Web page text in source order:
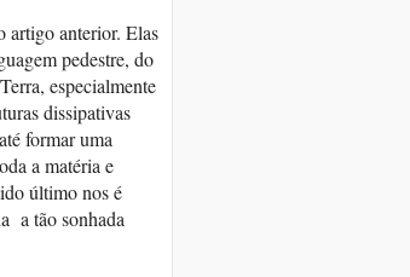
artigo anterior. Elas
pedestre, do
especialmente
dissipativas
formar uma
a matéria e
último nos é
a tão sonhada